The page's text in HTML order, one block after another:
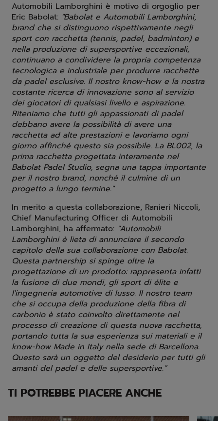
Automobili Lamborghini è motivo di orgoglio per
Eric Babolat: "Babolat e Automobili Lamborghini,
brand che si distinguono rispettivamente negli
sport con racchetta (tennis, padel, badminton) e
nella produzione di supersportive eccezionali,
continuano a condividere la propria competenza
tecnologica e industriale per produrre racchette
da padel esclusive. Il nostro know-how e la nostra
costante ricerca di innovazione sono al servizio
dei giocatori di qualsiasi livello e aspirazione.
Riteniamo che tutti gli appassionati di padel
debbano avere la possibilità di avere una
racchetta ad alte prestazioni e lavoriamo ogni
giorno affinché questo sia possibile. La BL002, la
prima racchetta progettata interamente nel
Babolat Padel Studio, segna una tappa importante
per il nostro brand, nonché il culmine di un
progetto a lungo termine."
In merito a questa collaborazione, Ranieri Niccoli,
Chief Manufacturing Officer di Automobili
Lamborghini, ha affermato: "Automobili
Lamborghini è lieta di annunciare il secondo
capitolo della sua collaborazione con Babolat.
Questa partnership si spinge oltre la
progettazione di un prodotto: rappresenta infatti
la fusione di due mondi, gli sport di élite e
l'ingegneria automotive di lusso. Il nostro team
che si occupa della produzione della fibra di
carbonio è stato coinvolto direttamente nel
processo di creazione di questa nuova racchetta,
portando tutta la sua esperienza sui materiali e il
know-how Made in Italy nella sede di Barcellona.
Questo sarà un oggetto del desiderio per tutti gli
amanti del padel e delle supersportive.”
TI POTREBBE PIACERE ANCHE